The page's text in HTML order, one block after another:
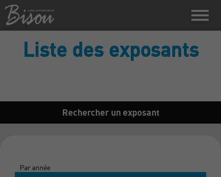
Liste des exposants
Rechercher un exposant
Par année